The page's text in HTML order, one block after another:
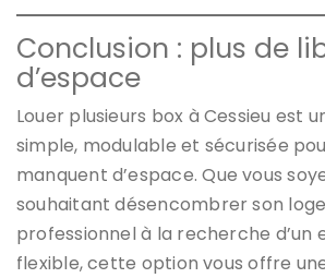
Conclusion : plus de
d’espace
Louer plusieurs box à Cessieu est
simple, modulable et sécurisée
manquent d’espace. Que vous
souhaitant désencombrer son
professionnel à la recherche d’un
flexible, cette option vous offre